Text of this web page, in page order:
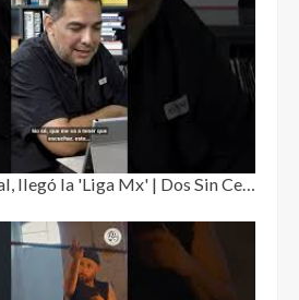
Se fue el mundial, llegó la 'Liga Mx' | Dos Sin Cebolla 🎙️
3